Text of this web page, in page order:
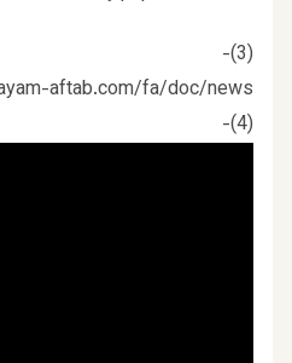
(3)-
aftab.com/fa/doc/news/
(4)-